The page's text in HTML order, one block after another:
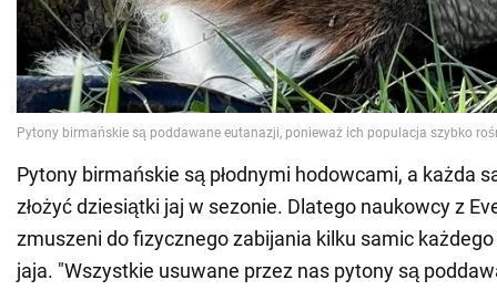
Pytony birmańskie są płodnymi hodowcami, a każda
złożyć dziesiątki jaj w sezonie. Dlatego naukowcy z
zmuszeni do fizycznego zabijania kilku samic każdego
jaja. "Wszystkie usuwane przez nas pytony są